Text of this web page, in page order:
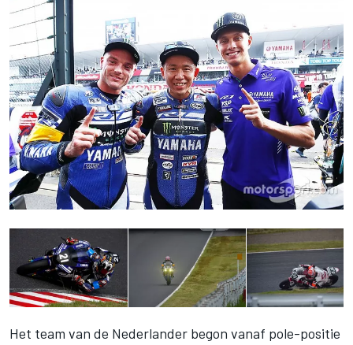
Het team van de Nederlander begon vanaf pole-positie